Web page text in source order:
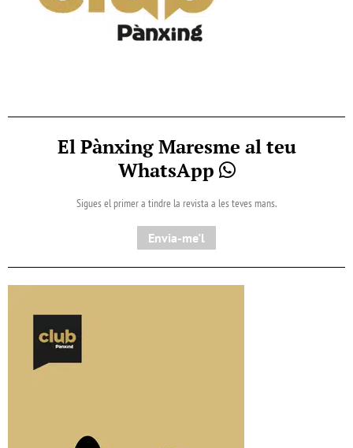
El Pànxing Maresme al teu
WhatsApp
Sigues el primer a tindre la revista a les teves mans.
Envia-me'l